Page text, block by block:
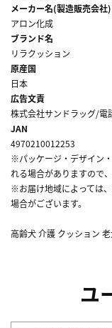
メーカー名(製造販売会社)
アロン化成
ブランド名
リラクッション
原産国
日本
広告文責
株式会社サンドラッグ/電
JAN
4970210012253
※パッケージ・デザイン
れる場合がありますので
※お届け地域によっては
場合がございます。
高齢犬 介護 クッション
ユ